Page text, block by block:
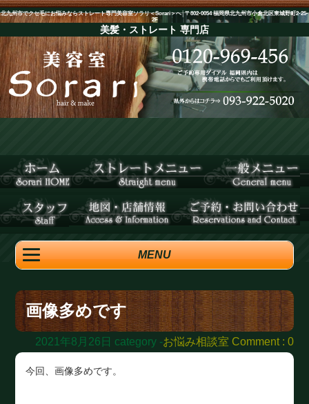
北九州市でクセ毛にお悩みならストレート専門美容室ソラリ＜Sorari＞へ│〒802-0054 福岡県北九州市小倉北区東城野町2-25-
2F
美髪・ストレート 専門店
MENU
画像多めです
2021年8月26日 category -お悩み相談室 Comment : 0
今回、画像多めです。